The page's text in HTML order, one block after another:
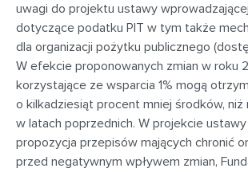
uwagi do projektu ustawy
dotyczące podatku PIT w tym także
dla organizacji pożytku publicznego
W efekcie proponowanych zmian w roku
korzystające ze wsparcia 1% mogą
o kilkadziesiąt procent mniej środków, niż
w latach poprzednich. W projekcie
propozycja przepisów mających chronić
przed negatywnym wpływem zmian,